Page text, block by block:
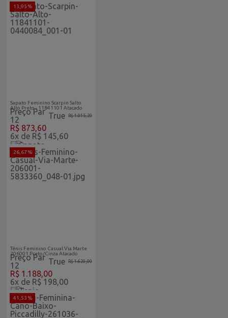
13,95 %
Sapato Feminino Scarpin Salto
Alto Preto - 11841101 Atacado
Preço Par
12
True R$ 1.015,20
R$ 873,60
6x de R$ 145,60
26,67 %
Tênis Feminino Casual Via Marte
206001 Preto/Cinza Atacado
Preço Par
12
True R$ 1.620,00
R$ 1.188,00
6x de R$ 198,00
41,53 %